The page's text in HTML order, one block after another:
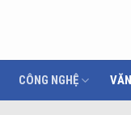
CÔNG NGHỆ